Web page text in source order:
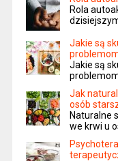
Rola
Jakie są
Jakie są
Jak
osób
Naturalne
we krwi u